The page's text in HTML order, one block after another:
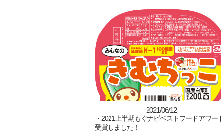
2021/06/12
・2021上半期もぐナビベストフードアワー
受賞しました！